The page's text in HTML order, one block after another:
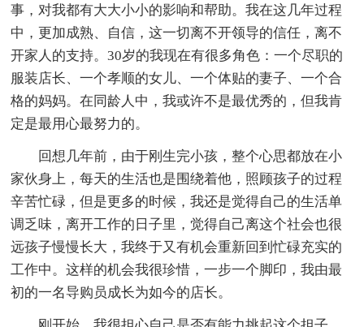
事，对我都有大大小小的影响和帮助。我在这几年过程
中，更加成熟、自信，这一切离不开领导的信任，离不
开家人的支持。30岁的我现在有很多角色：一个尽职的
服装店长、一个孝顺的女儿、一个体贴的妻子、一个合
格的妈妈。在同龄人中，我或许不是最优秀的，但我肯
定是最用心最努力的。
回想几年前，由于刚生完小孩，整个心思都放在小
家伙身上，每天的生活也是围绕着他，照顾孩子的过程
辛苦忙碌，但是更多的时候，我还是觉得自己的生活单
调乏味，离开工作的日子里，觉得自己离这个社会也很
远孩子慢慢长大，我终于又有机会重新回到忙碌充实的
工作中。这样的机会我很珍惜，一步一个脚印，我由最
初的一名导购员成长为如今的店长。